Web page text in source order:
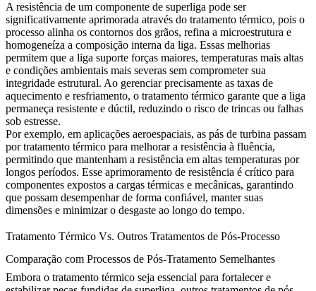
A resistência de um componente de superliga pode ser
significativamente aprimorada através do tratamento térmico, pois o
processo alinha os contornos dos grãos, refina a microestrutura e
homogeneíza a composição interna da liga. Essas melhorias
permitem que a liga suporte forças maiores, temperaturas mais altas
e condições ambientais mais severas sem comprometer sua
integridade estrutural. Ao gerenciar precisamente as taxas de
aquecimento e resfriamento, o tratamento térmico garante que a liga
permaneça resistente e dúctil, reduzindo o risco de trincas ou falhas
sob estresse.
Por exemplo, em aplicações aeroespaciais, as pás de turbina passam
por tratamento térmico para melhorar a resistência à fluência,
permitindo que mantenham a resistência em altas temperaturas por
longos períodos. Esse aprimoramento de resistência é crítico para
componentes expostos a cargas térmicas e mecânicas, garantindo
que possam desempenhar de forma confiável, manter suas
dimensões e minimizar o desgaste ao longo do tempo.
Tratamento Térmico Vs. Outros Tratamentos de Pós-Processo
Comparação com Processos de Pós-Tratamento Semelhantes
Embora o tratamento térmico seja essencial para fortalecer e